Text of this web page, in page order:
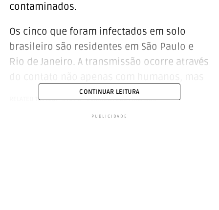
contaminados.
Os cinco que foram infectados em solo
brasileiro são residentes em São Paulo e
Rio de Janeiro. A transmissão ocorre através
com animais, superfícies contaminadas,
RELATED TOPICS: TOPO VARÍOLA DOS MACACOS
CONTINUAR LEITURA
PUBLICIDADE